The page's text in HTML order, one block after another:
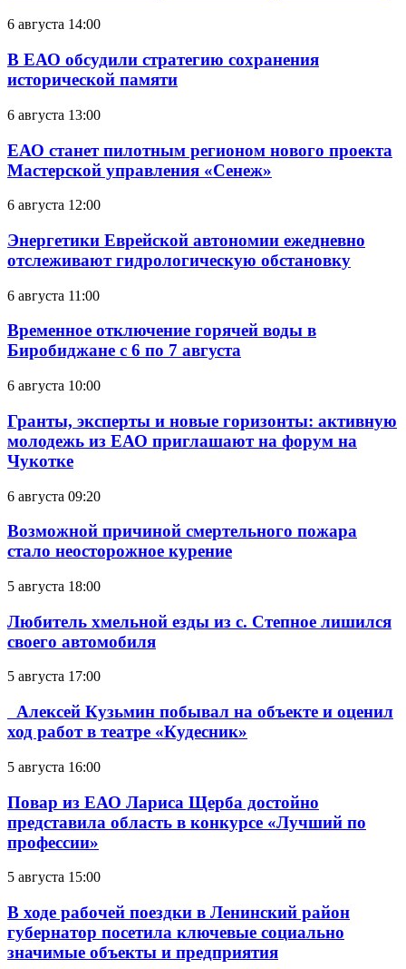
6 августа 14:00
В ЕАО обсудили стратегию сохранения
исторической памяти
6 августа 13:00
ЕАО станет пилотным регионом нового проекта
Мастерской управления «Сенеж»
6 августа 12:00
Энергетики Еврейской автономии ежедневно
отслеживают гидрологическую обстановку
6 августа 11:00
Временное отключение горячей воды в
Биробиджане с 6 по 7 августа
6 августа 10:00
Гранты, эксперты и новые горизонты: активную
молодежь из ЕАО приглашают на форум на
Чукотке
6 августа 09:20
Возможной причиной смертельного пожара
стало неосторожное курение
5 августа 18:00
Любитель хмельной езды из с. Степное лишился
своего автомобиля
5 августа 17:00
Алексей Кузьмин побывал на объекте и оценил
ход работ в театре «Кудесник»
5 августа 16:00
Повар из ЕАО Лариса Щерба достойно
представила область в конкурсе «Лучший по
профессии»
5 августа 15:00
В ходе рабочей поездки в Ленинский район
губернатор посетила ключевые социально
значимые объекты и предприятия